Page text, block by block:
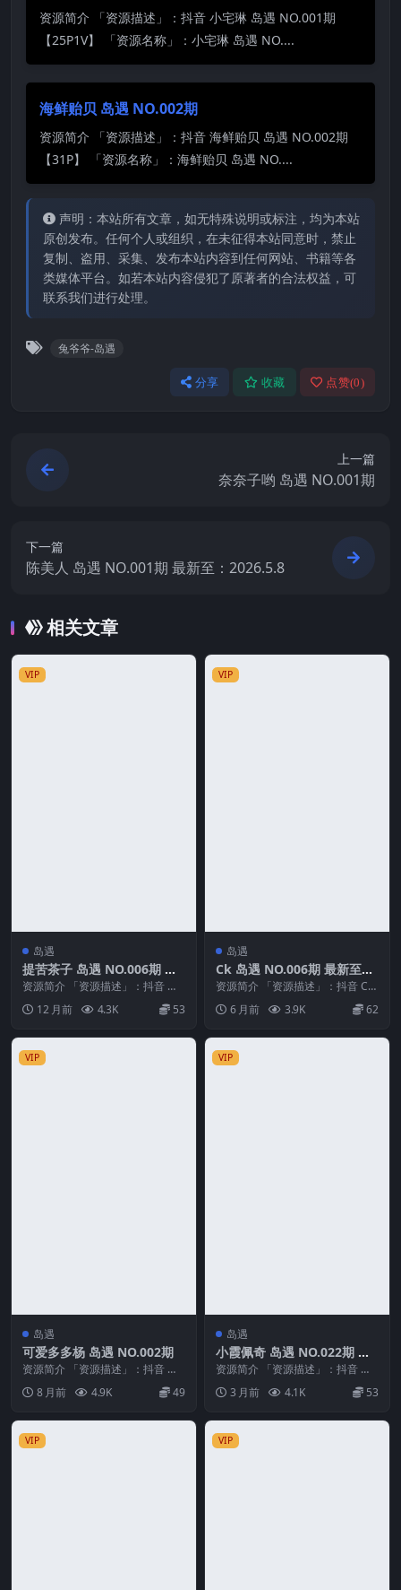
资源简介 「资源描述」：抖音 小宅琳 岛遇 NO.001期
【25P1V】 「资源名称」：小宅琳 岛遇 NO....
海鲜贻贝 岛遇 NO.002期
资源简介 「资源描述」：抖音 海鲜贻贝 岛遇 NO.002期
【31P】 「资源名称」：海鲜贻贝 岛遇 NO....
声明：本站所有文章，如无特殊说明或标注，均为本站
原创发布。任何个人或组织，在未征得本站同意时，禁止
复制、盗用、采集、发布本站内容到任何网站、书籍等各
类媒体平台。如若本站内容侵犯了原著者的合法权益，可
联系我们进行处理。
兔爷爷-岛遇
分享 收藏 点赞(0)
上一篇
奈奈子哟 岛遇 NO.001期
下一篇
陈美人 岛遇 NO.001期 最新至：2026.5.8
相关文章
VIP
岛遇
提苦茶子 岛遇 NO.006期 最
新至：2025.8.12
资源简介 「资源描述」：抖音 提
苦茶子 岛遇 NO.006期 【10P】最
新至：...
12 月前 4.3K 53
VIP
岛遇
Ck 岛遇 NO.006期 最新至：
2026.1.28
资源简介 「资源描述」：抖音 Ck
岛遇 NO.006期 【14P】最新至：
20...6 月前 3.9K 62
VIP
岛遇
可爱多多杨 岛遇 NO.002期
资源简介 「资源描述」：抖音 可
爱多多杨 岛遇 NO.002期 【32P】
「资...8 月前 4.9K 49
VIP
岛遇
小霞佩奇 岛遇 NO.022期 最
新至：2026.5.6
资源简介 「资源描述」：抖音 小
霞佩奇 岛遇 NO.022期 【16P】最
新至：...
3 月前 4.1K 53
VIP VIP